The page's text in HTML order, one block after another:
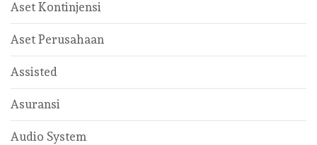
Aset Kontinjensi
Aset Perusahaan
Assisted
Asuransi
Audio System